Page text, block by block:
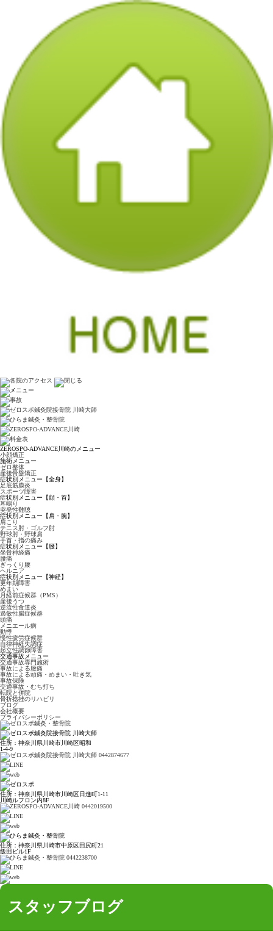
ZEROSPO-ADVANCE川崎のメニュー
小顔矯正
施術メニュー
ゼロ整体
産後骨盤矯正
症状別メニュー【全身】
足底筋膜炎
スポーツ障害
症状別メニュー【顔・首】
耳鳴り
突発性難聴
症状別メニュー【肩・腕】
肩こり
テニス肘・ゴルフ肘
野球肘・野球肩
手首・指の痛み
症状別メニュー【腰】
坐骨神経痛
腰痛
ぎっくり腰
ヘルニア
症状別メニュー【神経】
更年期障害
めまい
月経前症候群（PMS）
産後うつ
逆流性食道炎
過敏性腸症候群
頭痛
メニエール病
動悸
慢性疲労症候群
自律神経失調症
起立性調節障害
交通事故メニュー
交通事故専門施術
事故による腰痛
事故による頭痛・めまい・吐き気
事故保険
交通事故・むち打ち
転院と併院
骨折捻挫のリハビリ
ブログ
会社概要
プライバシーポリシー
住所：神奈川県川崎市川崎区昭和
1-4-9
住所：神奈川県川崎市川崎区日進町1-11
川崎ルフロン内8F
住所：神奈川県川崎市中原区田尻町21
飯田ビル1F
スタッフブログ